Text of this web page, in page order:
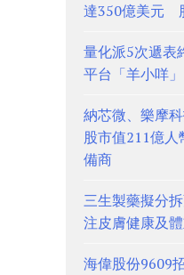
達350億美元
量化派5次遞表
平台「羊小咩
納芯微、樂摩
股市值211億
備商
三生製藥擬分
注皮膚健康及
海偉股份9609